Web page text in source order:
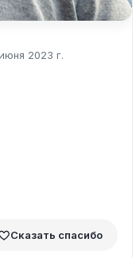
2023 г.
Сказать спасибо